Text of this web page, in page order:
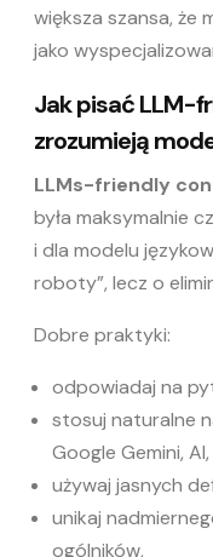
większa szansa, że
jako
Jak pisać LLM-
zrozumieją
LLMs-friendly
była maksymalnie
i dla modelu
roboty”, lecz o
Dobre praktyki:
odpowiadaj na
stosuj naturalne
Google Gemini,
używaj jasnych
unikaj
ogólników,